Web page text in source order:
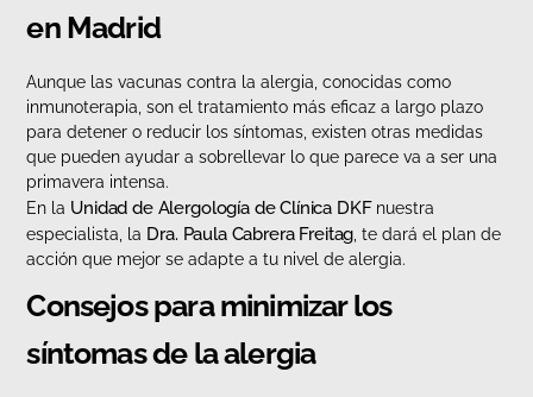
en Madrid
Aunque las vacunas contra la alergia, conocidas como
inmunoterapia, son el tratamiento más eficaz a largo plazo
para detener o reducir los síntomas, existen otras medidas
que pueden ayudar a sobrellevar lo que parece va a ser una
primavera intensa.
En la Unidad de Alergología de Clínica DKFnuestra
especialista, la Dra. Paula Cabrera Freitag , te dará el plan de
acción que mejor se adapte a tu nivel de alergia.
Consejos para minimizar los
síntomas de la alergia